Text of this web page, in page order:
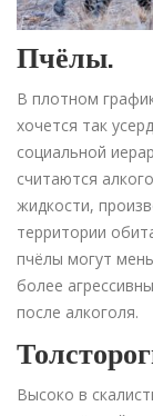
Пчёлы.
В плотном
хочется так
социальной
считаются
жидкости,
территории
пчёлы могут
более
после алкоголя.
Высоко в